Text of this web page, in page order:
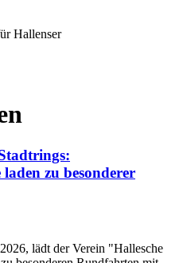
Hallenser
zu besonderer
lädt der Verein "Hallesche